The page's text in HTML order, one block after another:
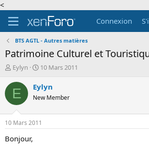
<
Connexion
BTS AGTL - Autres matières
Patrimoine Culturel et
A
t
e
r
d
e
l
Eylyn
D
t
d
d
é
10 Mars 2011
E Eylyn
New Member
10 Mars 2011
Bonjour,